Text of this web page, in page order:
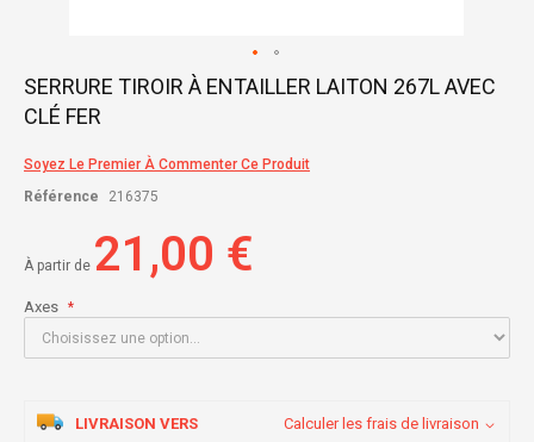
Skip
the
of
images
SERRURE TIROIR À ENTAILLER LAITON 267L AVEC
CLÉ FER
Soyez Le Premier À Commenter Ce Produit
Référence
216375
À partir de 21,00 €
Axes
LIVRAISON VERS Calculer les frais de livraison